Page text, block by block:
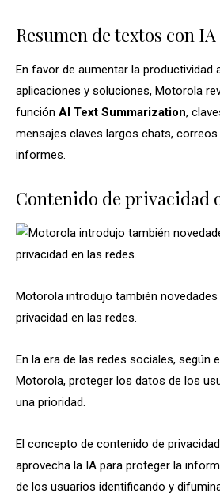
Resumen de textos con IA
En favor de aumentar la productividad
aplicaciones y soluciones, Motorola
función AI Text Summarization,
mensajes claves largos chats,
informes.
Contenido de privacidad
Motorola introdujo también
privacidad en las redes.
En la era de las redes sociales, según
Motorola, proteger los datos de los
una prioridad.
El concepto de contenido de
aprovecha la IA para proteger la
de los usuarios identificando y